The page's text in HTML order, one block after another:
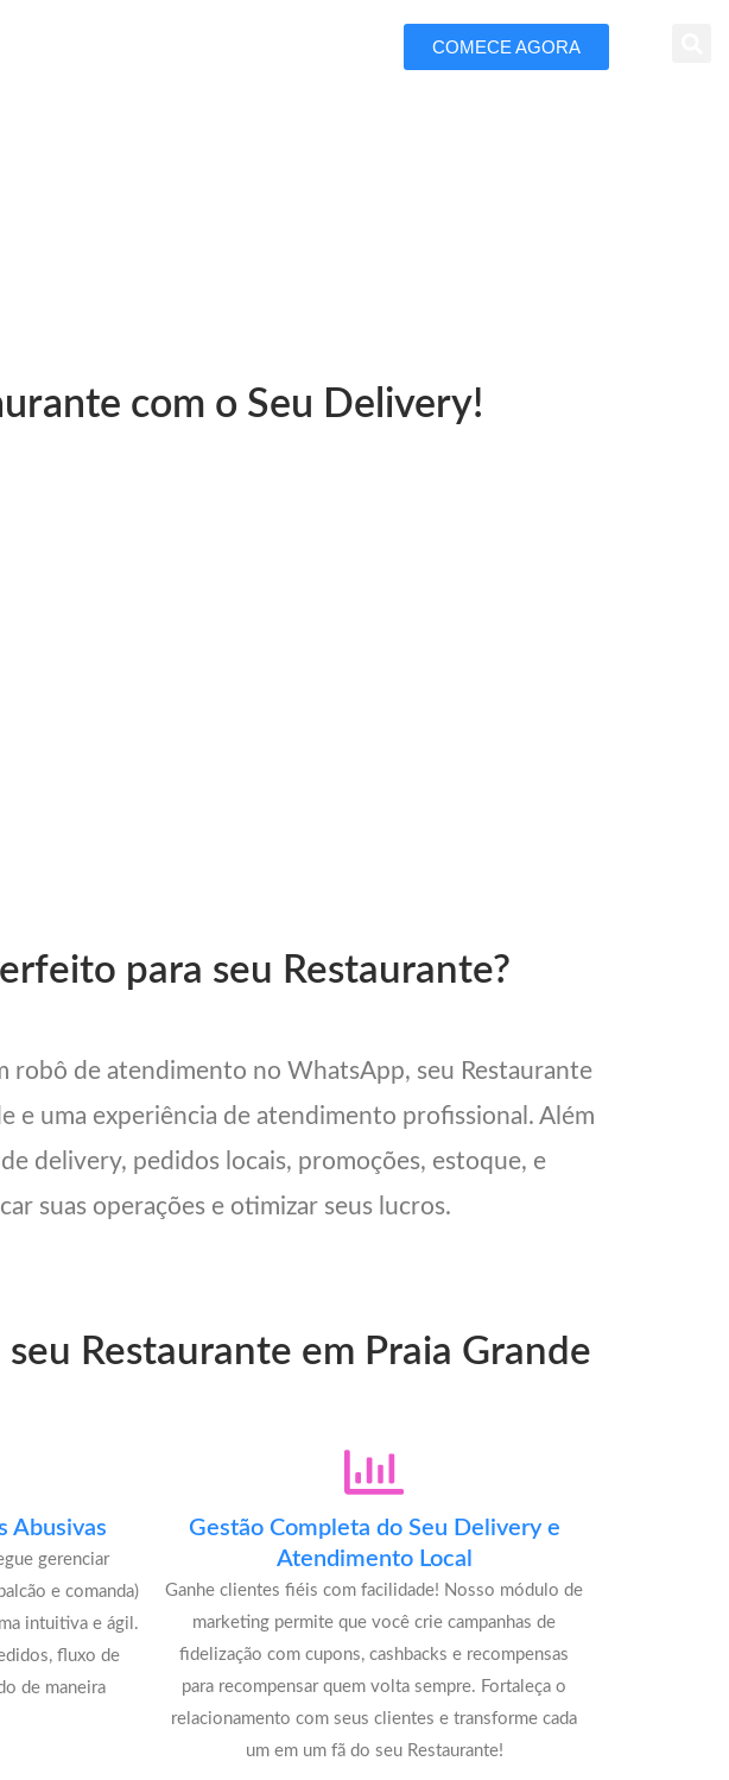
COMECE AGORA
com o Seu Delivery!
para seu Restaurante?
robô de atendimento no WhatsApp, seu Restaurante
e uma experiência de atendimento profissional. Além
delivery, pedidos locais, promoções, estoque, e
suas operações e otimizar seus lucros.
Restaurante em Praia Grande
Abusivas
gerenciar
e comanda)
intuitiva e ágil.
fluxo de
de maneira
Gestão Completa do Seu Delivery e
Atendimento Local
Ganhe clientes fiéis com facilidade! Nosso módulo de
marketing permite que você crie campanhas de
fidelização com cupons, cashbacks e recompensas
para recompensar quem volta sempre. Fortaleça o
relacionamento com seus clientes e transforme cada
um em um fã do seu Restaurante!